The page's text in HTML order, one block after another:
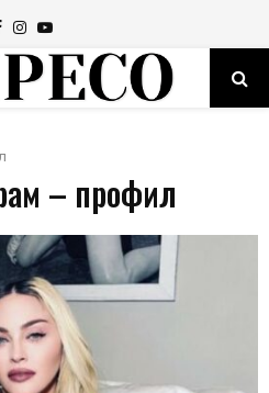
Facebook
Instagram
Youtube
– профил